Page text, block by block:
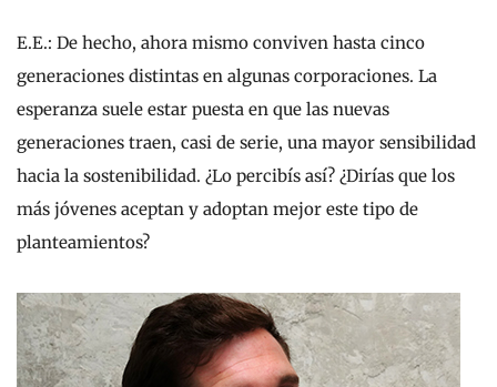
E.E.: De hecho, ahora mismo conviven hasta cinco
generaciones distintas en algunas corporaciones. La
esperanza suele estar puesta en que las nuevas
generaciones traen, casi de serie, una mayor sensibilidad
hacia la sostenibilidad. ¿Lo percibís así? ¿Dirías que los
más jóvenes aceptan y adoptan mejor este tipo de
planteamientos?